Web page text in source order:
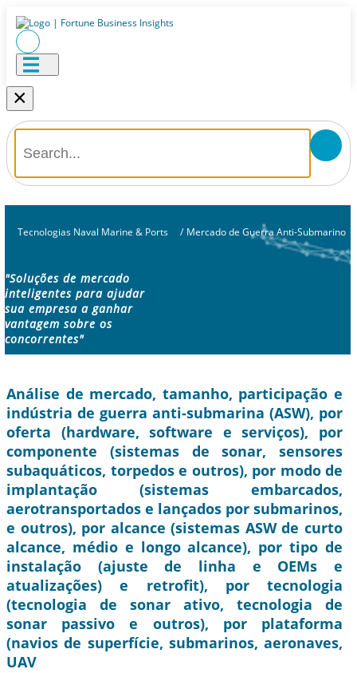
×
Tecnologias Naval Marine & Ports / Mercado de Guerra Anti-Submarino
"Soluções de mercado
inteligentes para ajudar
sua empresa a ganhar
vantagem sobre os
concorrentes"
Análise de mercado, tamanho, participação e
indústria de guerra anti-submarina (ASW), por
oferta (hardware, software e serviços), por
componente (sistemas de sonar, sensores
subaquáticos, torpedos e outros), por modo de
implantação (sistemas embarcados,
aerotransportados e lançados por submarinos,
e outros), por alcance (sistemas ASW de curto
alcance, médio e longo alcance), por tipo de
instalação (ajuste de linha e OEMs e
atualizações) e retrofit), por tecnologia
(tecnologia de sonar ativo, tecnologia de
sonar passivo e outros), por plataforma
(navios de superfície, submarinos, aeronaves,
UAV